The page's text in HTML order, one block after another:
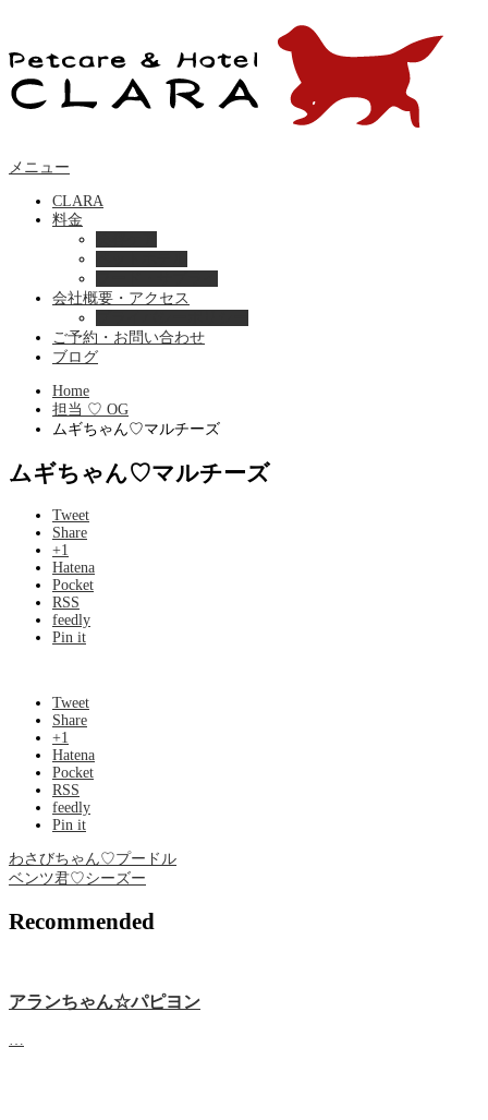
メニュー
CLARA
料金
会社概要・アクセス
ご予約・お問い合わせ
ブログ
Home
担当 ♡ OG
ムギちゃん♡マルチーズ
ムギちゃん♡マルチーズ
Tweet
Share
+1
Hatena
Pocket
RSS
feedly
Pin it
Tweet
Share
+1
Hatena
Pocket
RSS
feedly
Pin it
わさびちゃん♡プードル
ベンツ君♡シーズー
Recommended
アランちゃん☆パピヨン